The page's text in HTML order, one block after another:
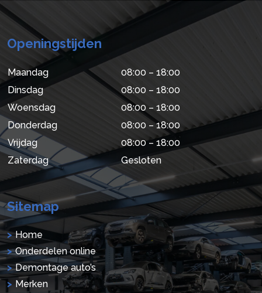
Openingstijden
Maandag
08:00 – 18:00
Dinsdag
08:00 – 18:00
Woensdag
08:00 – 18:00
Donderdag
08:00 – 18:00
Vrijdag
08:00 – 18:00
Zaterdag
Gesloten
Sitemap
Home
Onderdelen online
Demontage auto’s
Merken